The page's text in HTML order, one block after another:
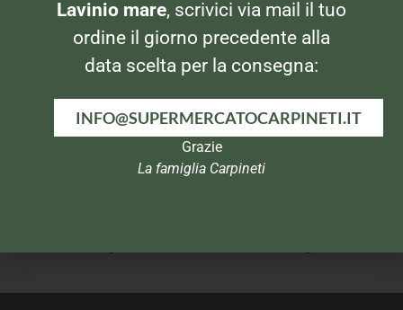
Lavinio mare, scrivici via mail il tuo
ordine il giorno precedente alla
data scelta per la consegna:
INFO@SUPERMERCATOCARPINETI.IT
Grazie
La famiglia Carpineti